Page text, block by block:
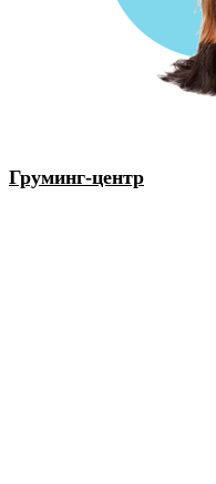
Груминг-центр